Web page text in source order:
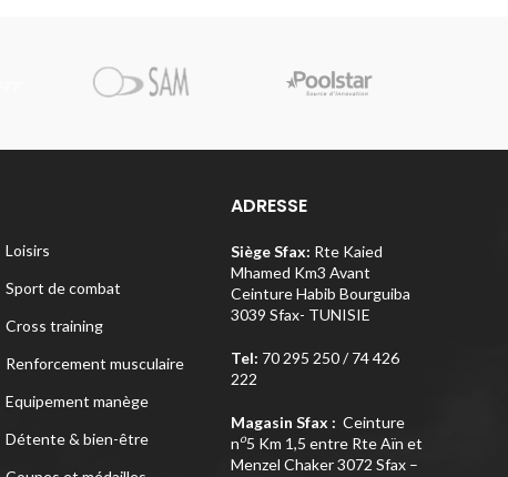
Loisirs
Sport de combat
Cross training
Renforcement musculaire
Equipement manège
Détente & bien-être
ADRESSE
Siège Sfax: Rte Kaied
Mhamed Km3 Avant
Ceinture Habib Bourguiba
3039 Sfax- TUNISIE
Tel: 70 295 250 / 74 426
222
Magasin Sfax : Ceinture
no5 Km 1,5 entre Rte Aïn et
Menzel Chaker 3072 Sfax –